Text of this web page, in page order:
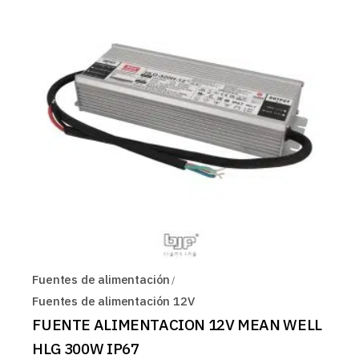
Fuentes de alimentación
Fuentes de alimentación 12V
FUENTE ALIMENTACION 12V MEAN WELL
HLG 300W IP67